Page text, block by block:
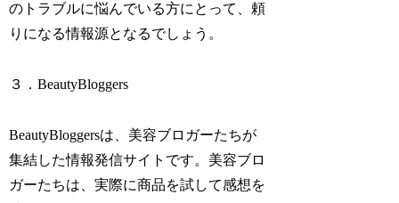
のトラブルに悩んでいる方にとって、頼
りになる情報源となるでしょう。
３．BeautyBloggers
BeautyBloggersは、美容ブロガーたちが
集結した情報発信サイトです。美容ブロ
ガーたちは、実際に商品を試して感想を